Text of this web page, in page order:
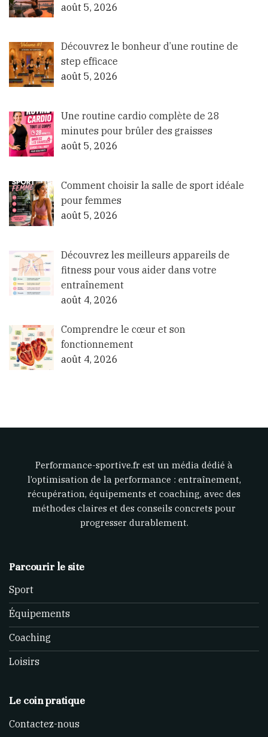
août 5, 2026
Découvrez le bonheur d’une routine de
step efficace
août 5, 2026
Une routine cardio complète de 28
minutes pour brûler des graisses
août 5, 2026
Comment choisir la salle de sport idéale
pour femmes
août 5, 2026
Découvrez les meilleurs appareils de
fitness pour vous aider dans votre
entraînement
août 4, 2026
Comprendre le cœur et son
fonctionnement
août 4, 2026
Performance-sportive.fr est un média dédié à
l’optimisation de la performance : entraînement,
récupération, équipements et coaching, avec des
méthodes claires et des conseils concrets pour
progresser durablement.
Parcourir le site
Sport
Équipements
Coaching
Loisirs
Le coin pratique
Contactez-nous